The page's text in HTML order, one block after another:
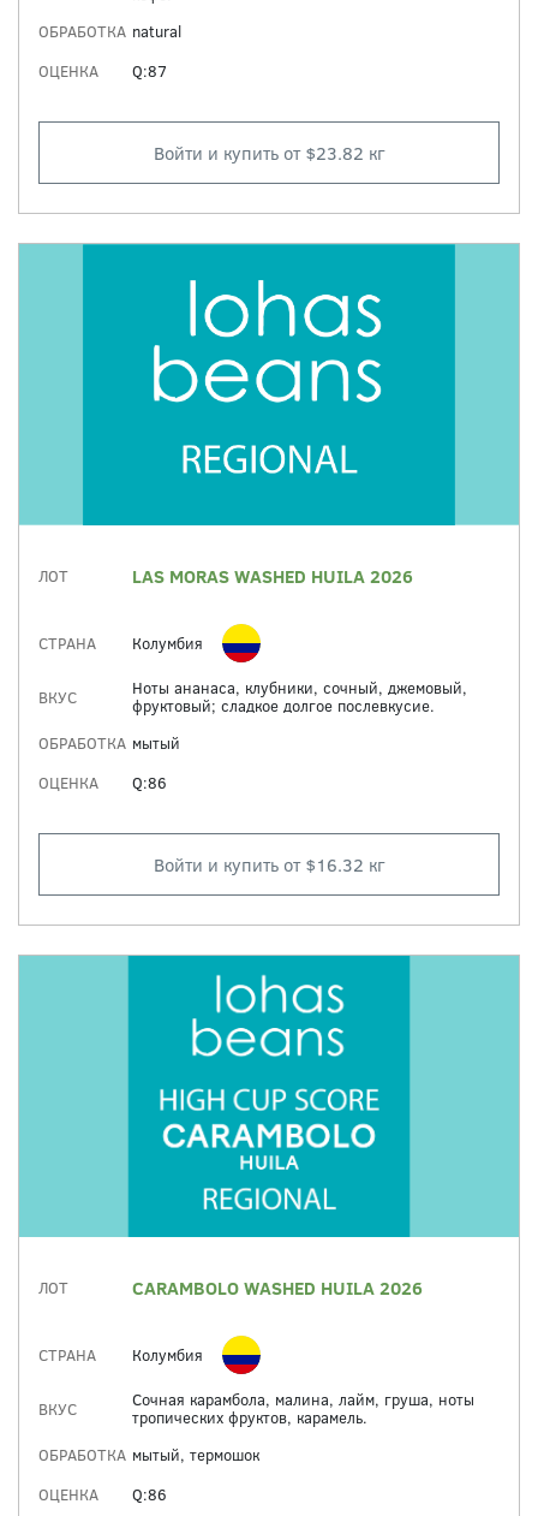
ОБРАБОТКА natural
ОЦЕНКА
Q:87
Войти и купить от $23.82 кг
ЛОТ LAS MORAS WASHED HUILA 2026
СТРАНА Колумбия
ВКУС
Ноты ананаса, клубники, сочный, джемовый,
фруктовый; сладкое долгое послевкусие.
ОБРАБОТКА мытый
ОЦЕНКА
Q:86
Войти и купить от $16.32 кг
ЛОТ CARAMBOLO WASHED HUILA 2026
СТРАНА Колумбия
ВКУС
Сочная карамбола, малина, лайм, груша, ноты
тропических фруктов, карамель.
ОБРАБОТКА мытый, термошок
ОЦЕНКА
Q:86